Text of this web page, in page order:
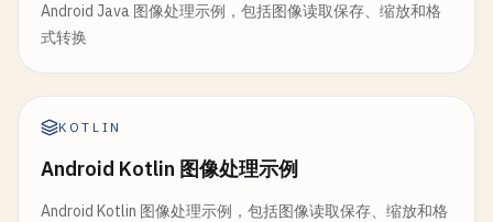
Android Java 图像处理示例，包括图像读取保存、缩放和格
式转换
KOTLIN
Android Kotlin 图像处理示例
Android Kotlin 图像处理示例，包括图像读取保存、缩放和格